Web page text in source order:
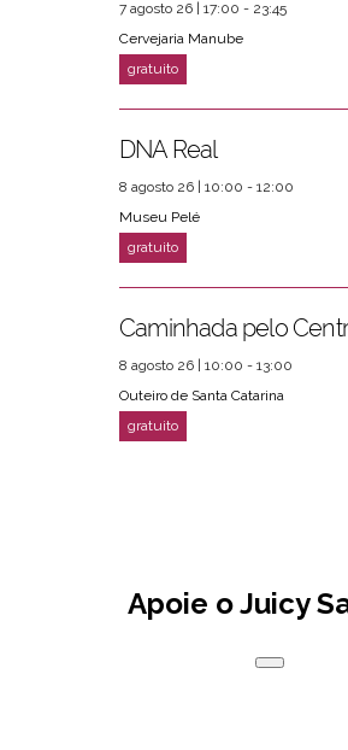
7 agosto 26 | 17:00 - 23:45
Cervejaria Manube
DNA Real
8 agosto 26 | 10:00 - 12:00
Museu Pelé
8 agosto 26 | 10:00 - 13:00
Outeiro de Santa Catarina
Apoie o Juicy